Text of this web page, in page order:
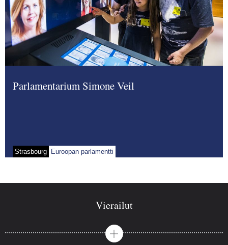
Parlamentarium Simone Veil
Strasbourg Euroopan parlamentti
Vierailut